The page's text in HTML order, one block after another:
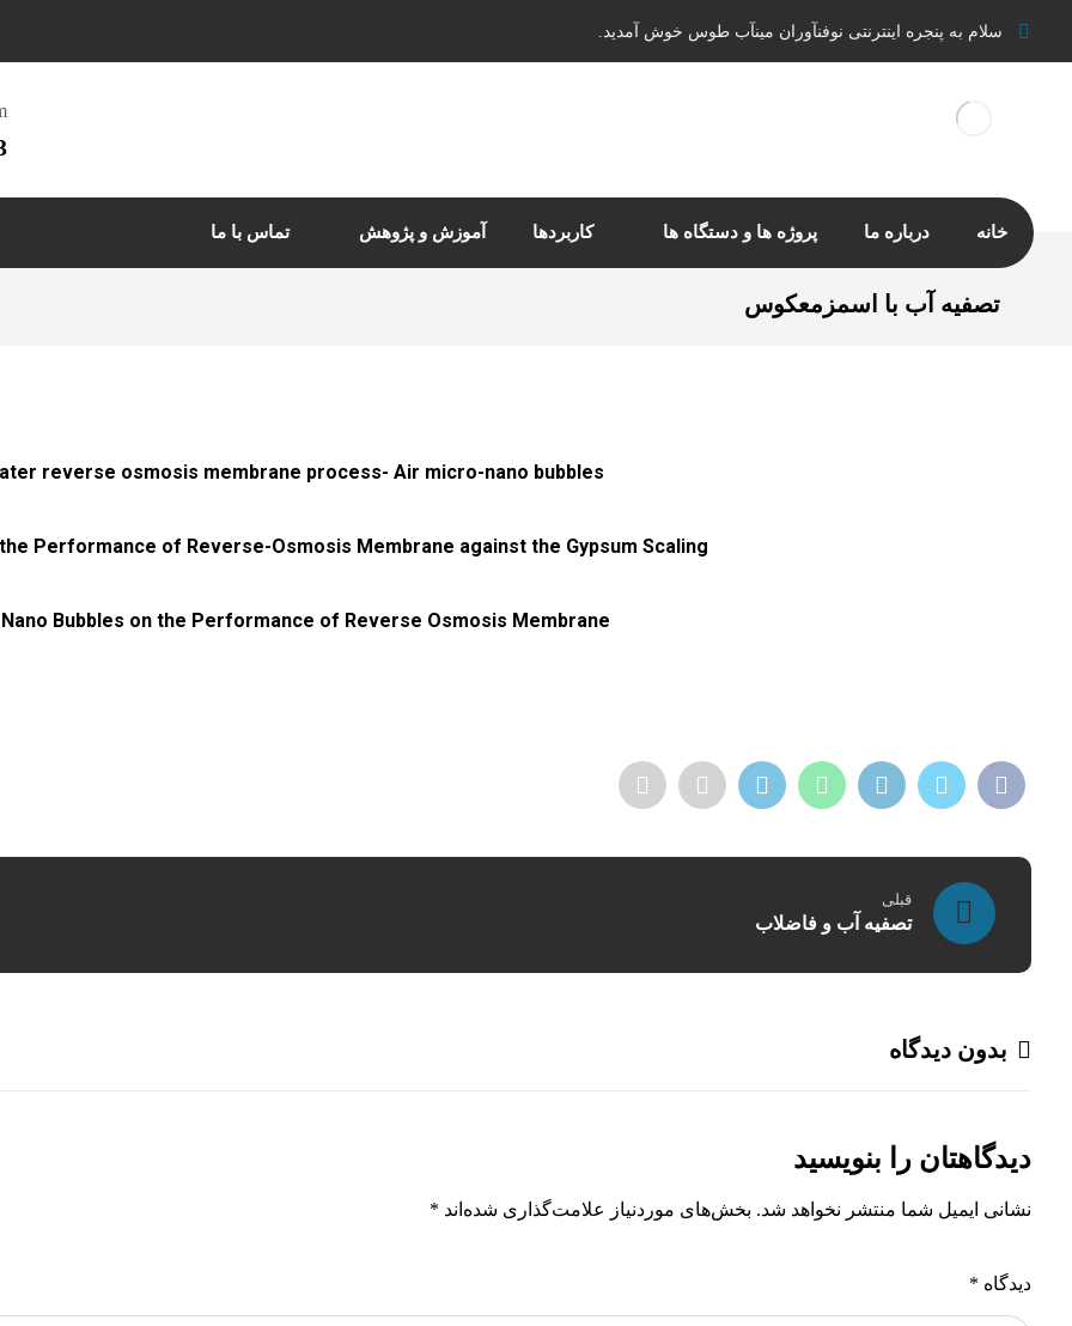
سلام به پنجره اینترنتی نوفنآوران مینآب طوس خوش آمدید.
خانه درباره ما پروژه ها و دستگاه ها کاربردها آموزش و پژوهش تماس با ما
تصفیه آب با اسمزمعکوس
reverse osmosis membrane process- Air micro-nano bubbles
Performance of Reverse-Osmosis Membrane against the Gypsum Scaling
Bubbles on the Performance of Reverse Osmosis Membrane
قبلی
تصفیه آب و فاضلاب
بدون دیدگاه
دیدگاهتان را بنویسید
نشانی ایمیل شما منتشر نخواهد شد. بخش‌های موردنیاز علامت‌گذاری شده‌اند *
دیدگاه *